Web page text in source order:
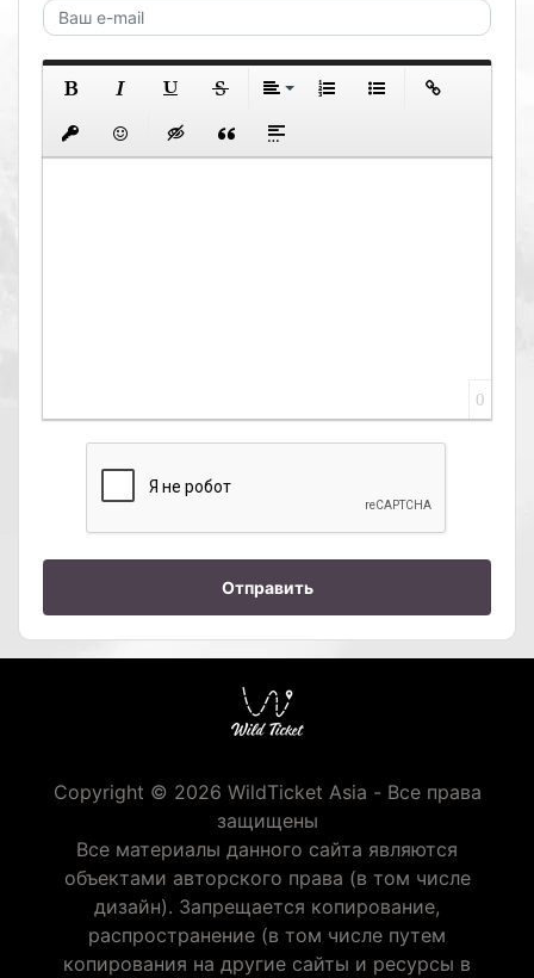
0
Отправить
Copyright © 2026 WildTicket Asia - Все права
защищены
Все материалы данного сайта являются
объектами авторского права (в том числе
дизайн). Запрещается копирование,
распространение (в том числе путем
копирования на другие сайты и ресурсы в